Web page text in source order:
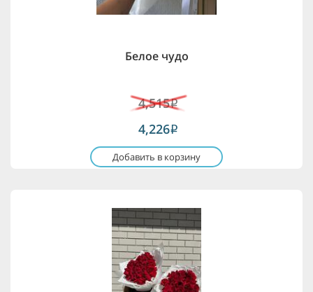
Белое чудо
4,515i
4,226i
Добавить в корзину